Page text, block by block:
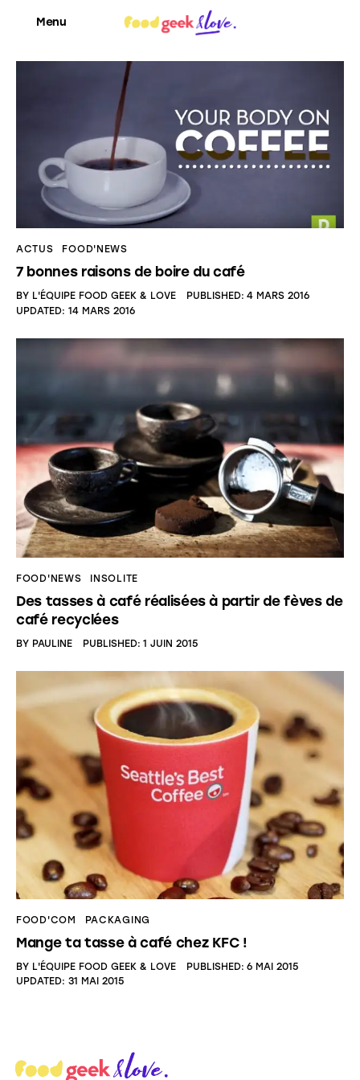
Menu
Food’News
Food’Com
Food’Art
Food’Life
ACTUS FOOD'NEWS
7 bonnes raisons de boire du café
BY L'ÉQUIPE FOOD GEEK & LOVE PUBLISHED: 4 MARS 2016
UPDATED: 14 MARS 2016
FOOD'NEWS INSOLITE
Des tasses à café réalisées à partir de fèves de
café recyclées
BY PAULINE PUBLISHED: 1 JUIN 2015
FOOD'COM PACKAGING
Mange ta tasse à café chez KFC !
BY L'ÉQUIPE FOOD GEEK & LOVE PUBLISHED: 6 MAI 2015
UPDATED: 31 MAI 2015